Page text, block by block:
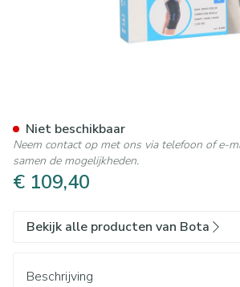
€ 109,40
Niet beschikbaar
Neem contact op met ons via telefoon of e-
samen de mogelijkheden.
Bekijk alle producten van Bota
Beschrijving